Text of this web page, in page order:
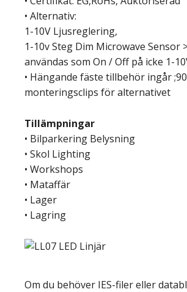
• Alternativ:
1-10V Ljusreglering,
1-10v Steg Dim Microwave Sensor
användas som On / Off på icke 1-
• Hängande fäste tillbehör ingår
monteringsclips för alternativet
Tillämpningar
• Bilparkering Belysning
• Skol Lighting
• Workshops
• Mataffär
• Lager
• Lagring
Om du behöver IES-filer eller